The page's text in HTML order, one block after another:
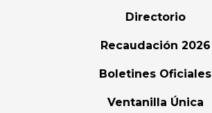
Directorio
Recaudación 2026
Boletines Oficiales
Ventanilla Única